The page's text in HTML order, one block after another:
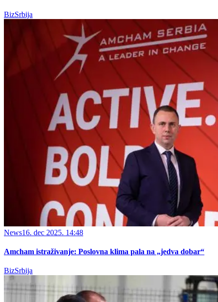
BizSrbija
News16. dec 2025. 14:48
Amcham istraživanje: Poslovna klima pala na „jedva dobar“
BizSrbija